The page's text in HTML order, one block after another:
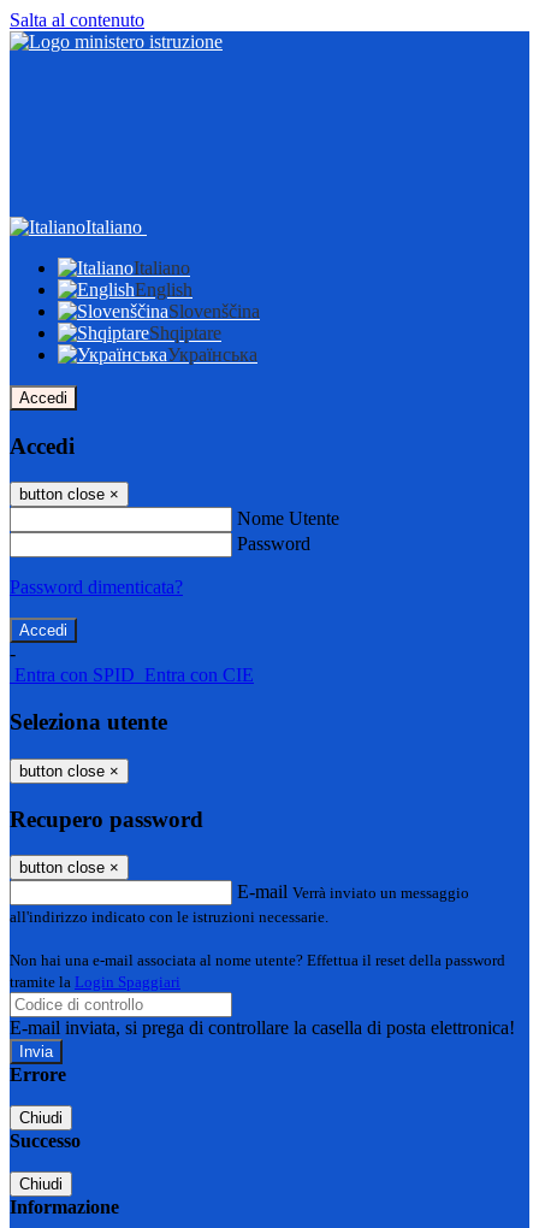
Salta al contenuto
Italiano
Italiano
English
Slovenščina
Shqiptare
Українська
Accedi
Accedi
button close ×
Nome Utente
Password
Password dimenticata?
-
Entra con SPID Entra con CIE
Seleziona utente
button close ×
Recupero password
button close ×
E-mail Verrà inviato un messaggio
all'indirizzo indicato con le istruzioni necessarie.
Non hai una e-mail associata al nome utente? Effettua il reset della password
tramite la Login Spaggiari
E-mail inviata, si prega di controllare la casella di posta elettronica!
Errore
Chiudi
Successo
Chiudi
Informazione